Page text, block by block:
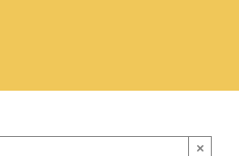
×